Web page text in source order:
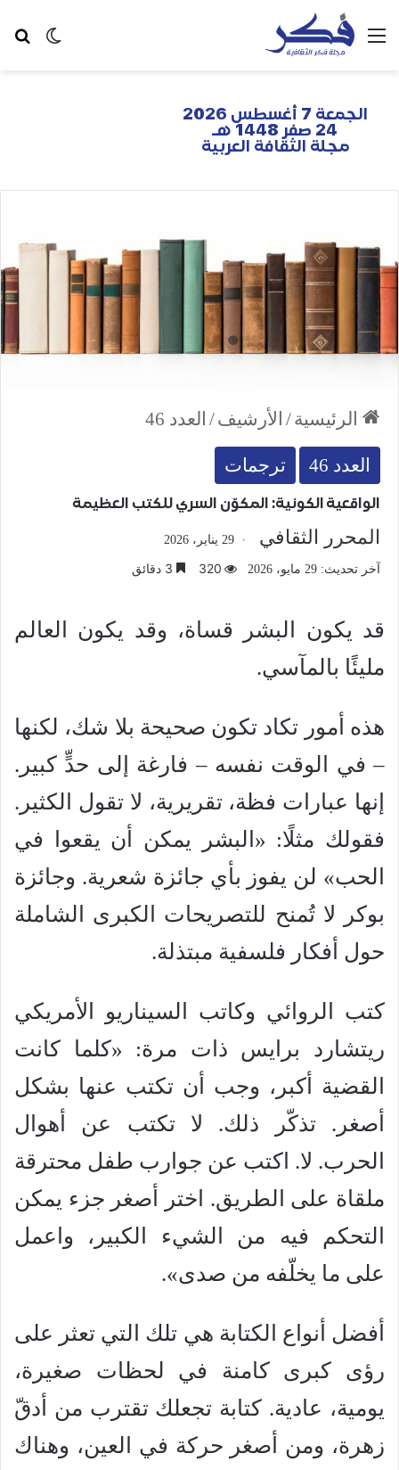
الجمعة 7 أغسطس 2026
24 صفر 1448 هـ
مجلة الثقافة العربية
الرئيسية/ الأرشيف/ العدد 46
العدد 46 ترجمات
الواقعية الكونية: المكوّن السري للكتب العظيمة
المحرر الثقافي 29 يناير، 2026
آخر تحديث: 29 مايو، 2026 320
قد يكون البشر قساة، وقد يكون العالم
مليئًا بالمآسي.
هذه أمور تكاد تكون صحيحة بلا شك، لكنها
– في الوقت نفسه – فارغة إلى حدٍّ كبير.
إنها عبارات فظة، تقريرية، لا تقول الكثير.
فقولك مثلًا: «البشر يمكن أن يقعوا في
الحب» لن يفوز بأي جائزة شعرية. وجائزة
بوكر لا تُمنح للتصريحات الكبرى الشاملة
حول أفكار فلسفية مبتذلة.
كتب الروائي وكاتب السيناريو الأمريكي
ريتشارد برايس ذات مرة: «كلما كانت
القضية أكبر، وجب أن تكتب عنها بشكل
أصغر. تذكّر ذلك. لا تكتب عن أهوال
الحرب. لا. اكتب عن جوارب طفل محترقة
ملقاة على الطريق. اختر أصغر جزء يمكن
التحكم فيه من الشيء الكبير، واعمل
على ما يخلّفه من صدى».
أفضل أنواع الكتابة هي تلك التي تعثر على
رؤى كبرى كامنة في لحظات صغيرة،
يومية، عادية. كتابة تجعلك تقترب من أدقّ
زهرة، ومن أصغر حركة في العين، وهناك